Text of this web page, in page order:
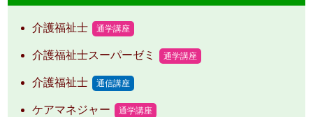
介護福祉士 通学講座
介護福祉士スーパーゼミ 通学講座
介護福祉士 通信講座
ケアマネジャー 通学講座